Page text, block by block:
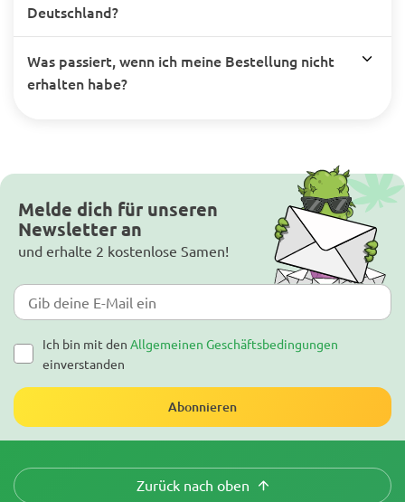
Deutschland?
Was passiert, wenn ich meine Bestellung nicht
erhalten habe?
Melde dich für unseren
Newsletter an
und erhalte 2 kostenlose Samen!
Ich bin mit den Allgemeinen Geschäftsbedingungen
einverstanden
Abonnieren
Zurück nach oben